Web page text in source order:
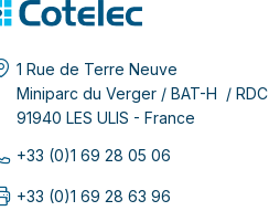
1 Rue de Terre Neuve
Miniparc du Verger / BAT-H / RDC
91940 LES ULIS - France
+33 (0)1 69 28 05 06
+33 (0)1 69 28 63 96